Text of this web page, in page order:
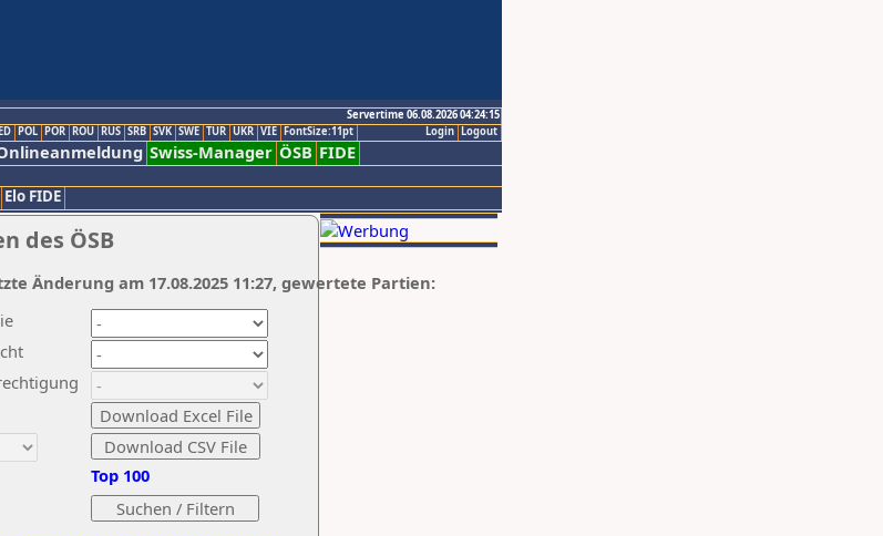
Servertime 06.08.2026 04:24:15
Logout
Login
POL POR ROU RUS SRB SVK SWE TUR UKR VIE FontSize:11pt
Swiss-Manager ÖSB FIDE
Elo FIDE
des ÖSB
Top 100
Änderung am 17.08.2025 11:27, gewertete Partien: